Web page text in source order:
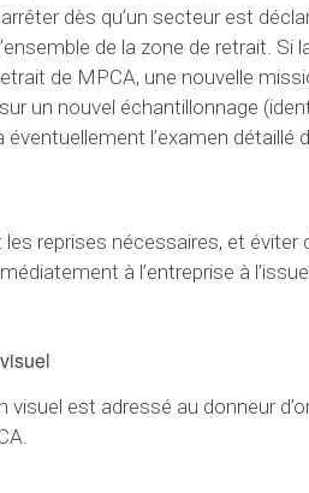
dès qu’un secteur est
de la zone de retrait.
de MPCA, une nouvelle
un nouvel échantillonnage
l’examen détaillé
reprises nécessaires, et
à l’entreprise à
visuel est adressé au donneur